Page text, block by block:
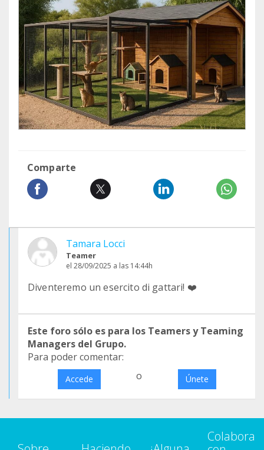
Comparte
Tamara Locci
Teamer
el 28/09/2025 a las 14:44h
Diventeremo un esercito di gattari! ❤️
Este foro sólo es para los Teamers y Teaming
Managers del Grupo.
Para poder comentar:
Accede o Únete
Colabora